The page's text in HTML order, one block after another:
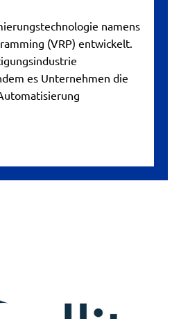
namens
(VRP) entwickelt.
es Unternehmen die